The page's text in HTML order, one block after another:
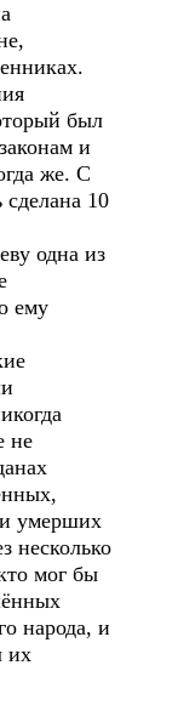
был
и
же. С
сделана 10
одна из
ему
не
умерших
несколько
мог бы
народа, и
их